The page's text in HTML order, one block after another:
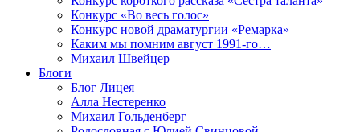
Конкурс «Во весь голос»
Конкурс новой драматургии «Ремарка»
Каким мы помним август 1991-го…
Михаил Швейцер
Блоги
Блог Лицея
Алла Нестеренко
Михаил Гольденберг